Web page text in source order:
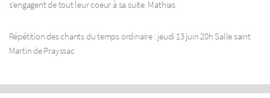
s’engagent de tout leur coeur à sa suite. Mathias
Répétition des chants du temps ordinaire : jeudi 13 juin 20h Salle saint
Martin de Prayssac